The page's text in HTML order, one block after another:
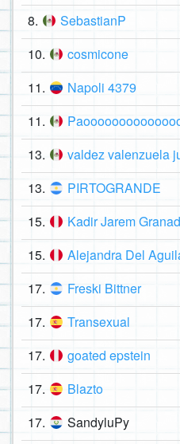
8. SebastianP
10. cosmicone
11. Napoli 4379
11.
13. valdez valenzuela
13. PIRTOGRANDE
15. Kadir Jarem
15. Alejandra Del
17. Freski Bittner
17. Transexual
17. goated epstein
17. Blazto
17. SandyluPy